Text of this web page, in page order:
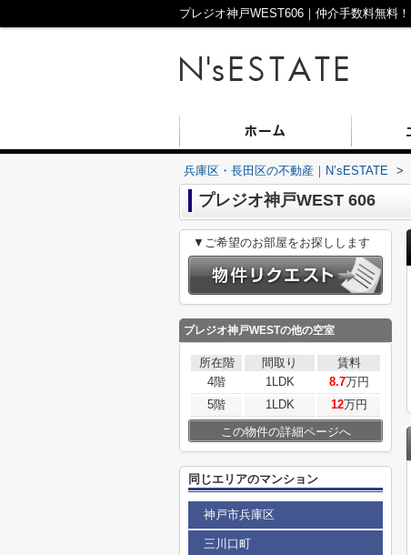
兵庫区・長田区の不動産｜N’sESTATE >
プレジオ神戸WEST 606
▼ご希望のお部屋をお探しします
プレジオ神戸WESTの他の空室
所在階 間取り
賃料
4階
1LDK 8.7万円
5階
1LDK 12万円
この物件の詳細ページへ
同じエリアのマンション
神戸市兵庫区
三川口町